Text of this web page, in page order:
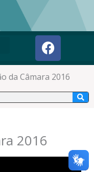
F
a
c
e
b
o
da Câmara 2016
2016